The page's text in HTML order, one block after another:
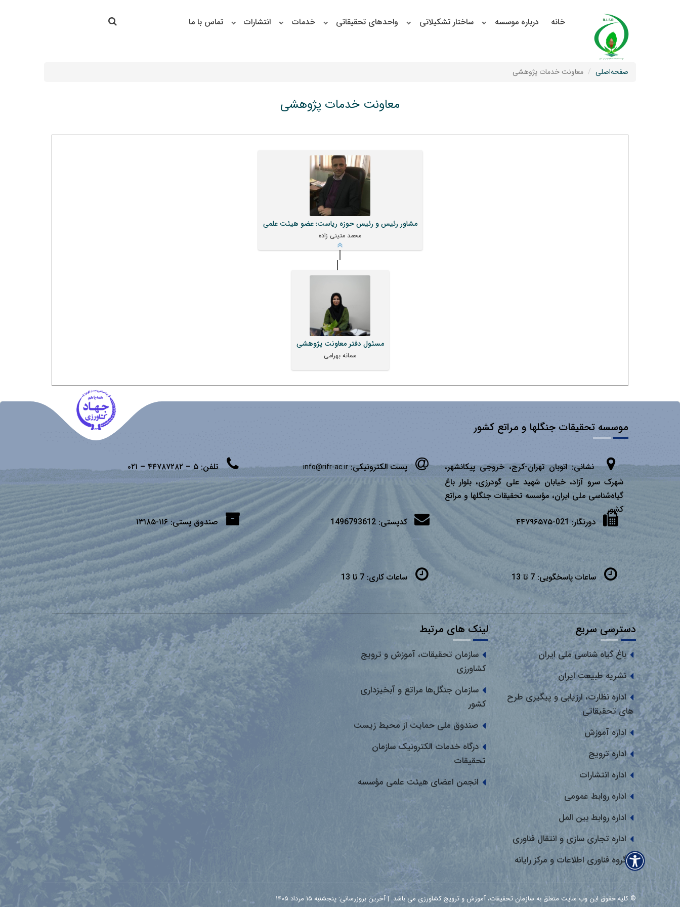
خانه درباره موسسه ساختار تشکیلاتی واحدهای تحقیقاتی خدمات انتشارات تماس با ما جستجو
صفحه‌اصلی معاونت خدمات پژوهشی
معاونت خدمات پژوهشی
مشاور رئیس و رئیس حوزه ریاست؛ عضو هیئت علمی
محمد متینی زاده
مسئول دفتر معاونت پژوهشی
سمانه بهرامی
موسسه تحقیقات جنگلها و مراتع کشور
نشانی:اتوبان تهران­-كرج، خروجی پیكانشهر،
شهرک سرو آزاد، خیابان شهید علی گودرزی، بلوار باغ
گیاه‌شناسی ملی ایران، مؤسسه تحقیقات جنگلها و مراتع
كشور
پست الکترونیکی:info@rifr-ac.ir تلفن:۵ – ۴۴۷۸۷۲۸۲ – ۰۲۱
دورنگار: 021-۴۴۷۹۶۵۷۵ کدپستی:1496793612 صندوق پستی:۱۱۶-۱۳۱۸۵
ساعات پاسخگویی: 7 تا 13 ساعات کاری:7 تا 13
دسترسی سریع
باغ گیاه شناسی ملی ایران
نشریه طبیعت ایران
اداره نظارت، ارزیابی و پیگیری طرح
های تحقیقاتی
اداره آموزش
اداره ترویج
اداره انتشارات
اداره روابط عمومی
اداره روابط بین المل
اداره تجاری سازی و انتقال فناوری
گروه فناوری اطلاعات و مرکز رایانه
لینک های مرتبط
سازمان تحقیقات، آموزش و ترویج
کشاورزی
سازمان جنگل‌ها مراتع و آبخیزداری
کشور
صندوق ملی حمایت از محیط زیست
درگاه خدمات الکترونیک سازمان
تحقیقات
انجمن اعضای هیئت علمی مؤسسه
© کلیه حقوق این وب سایت متعلق به سازمان تحقیقات، آموزش و ترویج کشاورزی می باشد. | آخرین بروزرسانی: پنجشنبه ۱۵ مرداد ۱۴۰۵